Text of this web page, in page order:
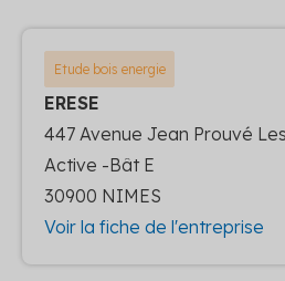
Etude bois energie
ERESE
447 Avenue Jean Prouvé
Active -Bât E
30900 NIMES
Voir la fiche de l'entreprise